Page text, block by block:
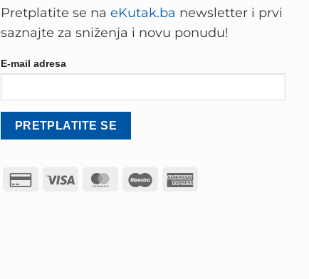
Pretplatite se na eKutak.ba newsletter i prvi
saznajte za sniženja i novu ponudu!
E-mail adresa
Credit
Visa MasterCard
Maestro